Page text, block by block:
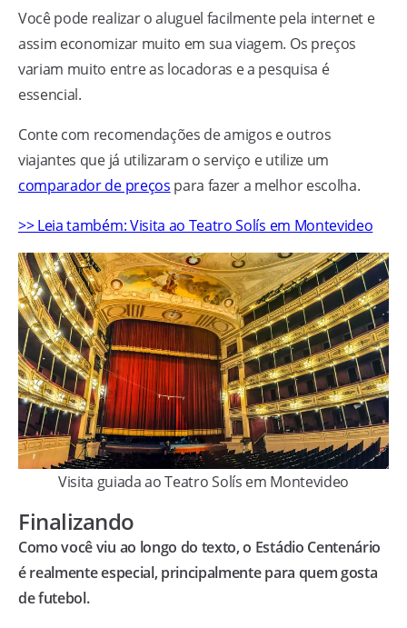
Você pode realizar o aluguel facilmente pela internet e
assim economizar muito em sua viagem. Os preços
variam muito entre as locadoras e a pesquisa é
essencial.
Conte com recomendações de amigos e outros
viajantes que já utilizaram o serviço e utilize um
comparador de preços para fazer a melhor escolha.
>> Leia também: Visita ao Teatro Solís em Montevideo
Visita guiada ao Teatro Solís em Montevideo
Finalizando
Como você viu ao longo do texto, o Estádio Centenário
é realmente especial, principalmente para quem gosta
de futebol.